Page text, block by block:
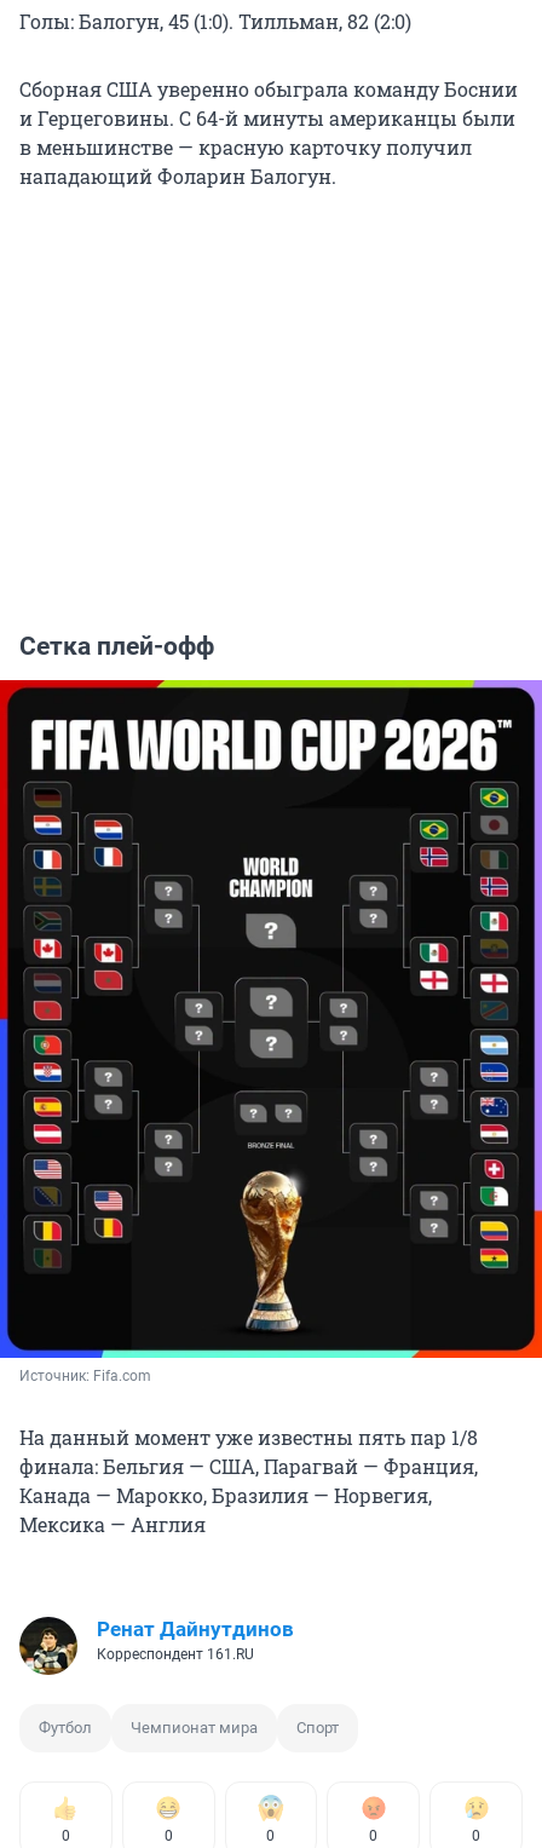
Голы: Балогун, 45 (1:0). Тилльман, 82 (2:0)
Сборная США уверенно обыграла команду Боснии
и Герцеговины. С 64-й минуты американцы были
в меньшинстве — красную карточку получил
нападающий Фоларин Балогун.
Сетка плей-офф
Источник: Fifa.com
На данный момент уже известны пять пар 1/8
финала: Бельгия — США, Парагвай — Франция,
Канада — Марокко, Бразилия — Норвегия,
Мексика — Англия
Ренат Дайнутдинов
Корреспондент 161.RU
Футбол Чемпионат мира Спорт
0 0 0 0 0